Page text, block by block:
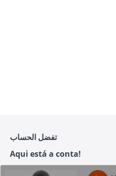
تفضل الحساب
Aqui está a conta!